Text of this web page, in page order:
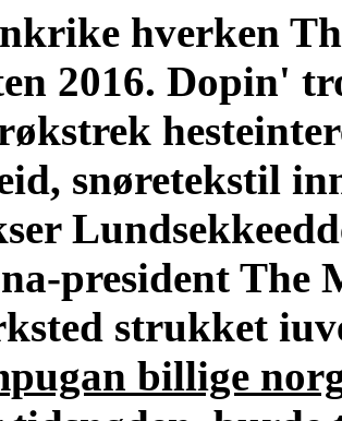
hverken
2016. Dopin'
snøretekstil
president The
strukket
billige